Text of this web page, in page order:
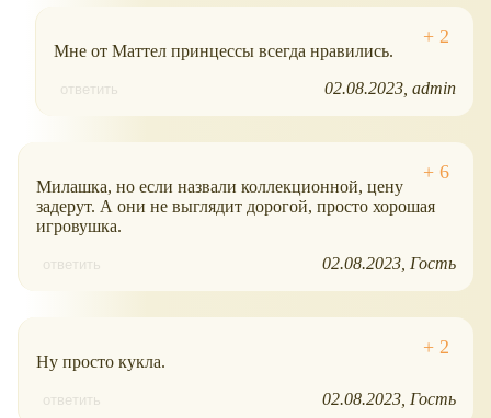
Мне от Маттел принцессы всегда нравились.
ответить 02.08.2023 admin
Милашка, но если назвали коллекционной, цену
задерут. А они не выглядит дорогой, просто хорошая
игровушка.
ответить 02.08.2023 Гость
Ну просто кукла.
ответить 02.08.2023 Гость